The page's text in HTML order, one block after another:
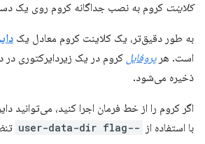
کلاینت کروم به نصب جداگانه کروم روی یک
به طور دقیق‌تر، یک کلاینت کروم معادل یک
است. هرپروفایل کروم در یک زیردایرکتوری در
ذخیره می‌شود.
اگر کروم را از خط فرمان اجرا کنید، می‌توانید
با استفاده از --user-data-dir flag